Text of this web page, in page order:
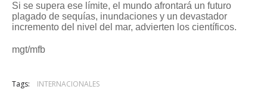
Si se supera ese límite, el mundo afrontará un futuro
plagado de sequías, inundaciones y un devastador
incremento del nivel del mar, advierten los científicos.
mgt/mfb
Tags: INTERNACIONALES